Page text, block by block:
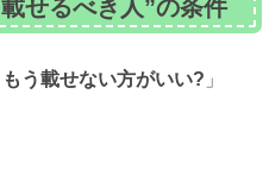
せるべき人”の条件
う載せない方がいい? 」